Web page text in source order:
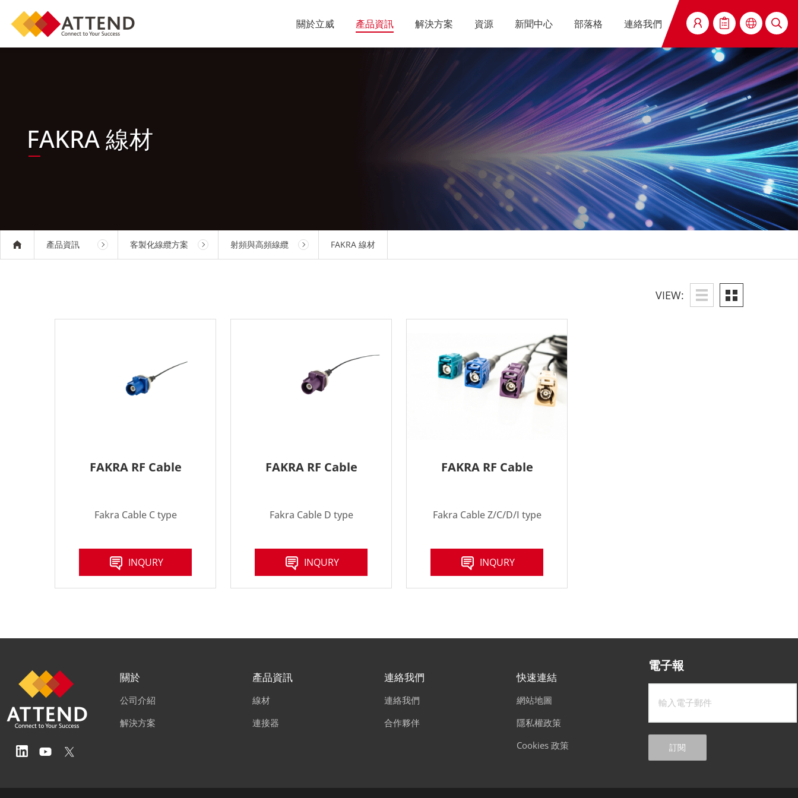
關於立威 產品資訊 解決方案 資源 新聞中心 部落格 連絡我們 搜尋
FAKRA 線材
產品資訊 客製化線纜方案 射頻與高頻線纜 FAKRA 線材
VIEW:
FAKRA RF Cable
Fakra Cable C type
INQURY
FAKRA RF Cable
Fakra Cable D type
INQURY
FAKRA RF Cable
Fakra Cable Z/C/D/I type
INQURY
關於
公司介紹
解決方案
產品資訊
線材
連接器
連絡我們
連絡我們
合作夥伴
快速連結
網站地圖
隱私權政策
Cookies 政策
電子報
訂閱